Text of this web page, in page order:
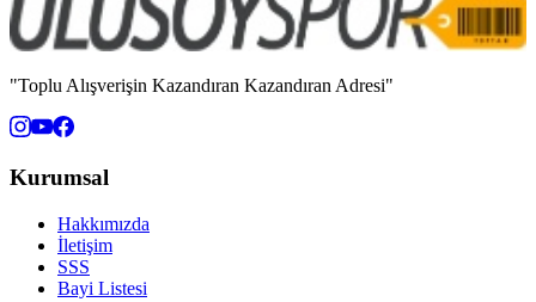
"Toplu Alışverişin Kazandıran Kazandıran Adresi"
Kurumsal
Hakkımızda
İletişim
SSS
Bayi Listesi